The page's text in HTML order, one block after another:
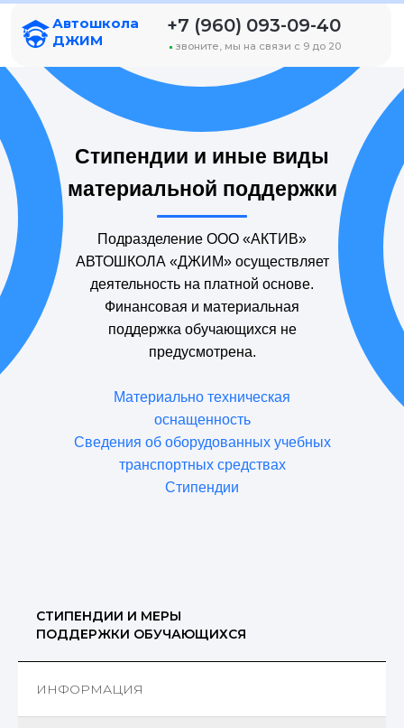
Автошкола
ДЖИМ
звоните, мы на связи с 9 до 20
+7 (960) 093-09-40
Подразделение ООО «АКТИВ»
АВТОШКОЛА «ДЖИМ» осуществляет
деятельность на платной основе.
Финансовая и материальная
поддержка обучающихся не
предусмотрена.
Материально техническая
оснащенность
Сведения об оборудованных учебных
транспортных средствах
Стипендии
Стипендии и иные виды
материальной поддержки
СТИПЕНДИИ И МЕРЫ
ПОДДЕРЖКИ ОБУЧАЮЩИХСЯ
ИНФОРМАЦИЯ